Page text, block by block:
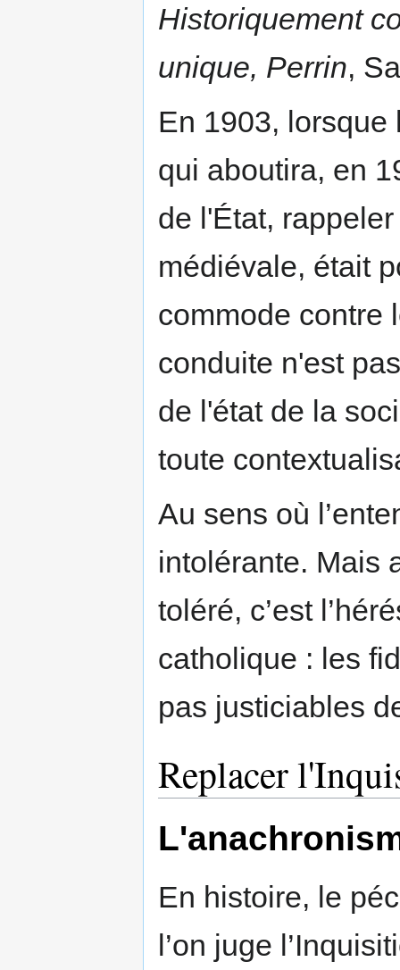
Historiquement
unique, Perrin,
En 1903,
qui aboutira, en
de l'État,
médiévale, était
commode contre
conduite n'est
de l'état de la
toute
Au sens où
intolérante. Mais
toléré, c’est
catholique : les
pas justiciables
Replacer
En histoire, le
l’on juge